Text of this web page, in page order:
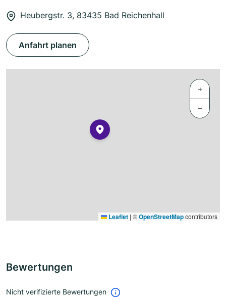
Heubergstr. 3, 83435 Bad Reichenhall
Anfahrt planen
+
−
Leaflet | ©OpenStreetMapcontributors
Bewertungen
Nicht verifizierte Bewertungen